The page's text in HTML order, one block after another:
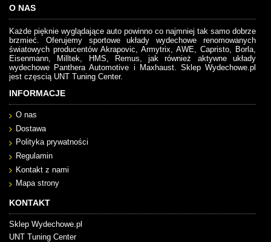
O NAS
Każde pięknie wyglądające auto powinno co najmniej tak samo dobrze
brzmieć. Oferujemy sportowe układy wydechowe renomowanych
światowych producentów Akrapovic, Armytrix, AWE, Capristo, Borla,
Eisenmann, Milltek, HMS, Remus, jak również aktywne układy
wydechowe Panthera Automotive i Maxhaust. Sklep Wydechowe.pl
jest częscią UNT Tuning Center.
INFORMACJE
O nas
Dostawa
Polityka prywatności
Regulamin
Kontakt z nami
Mapa strony
KONTAKT
Sklep Wydechowe.pl
UNT Tuning Center